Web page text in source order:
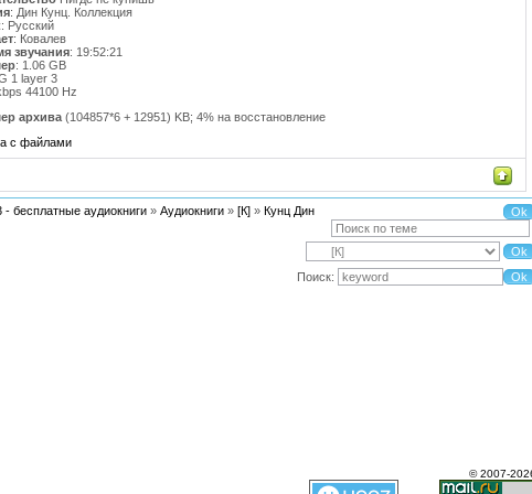
: Дин Кунц. Коллекция
: Русский
: Ковалев
звучания: 19:52:21
: 1.06 GB
1 layer 3
44100 Hz
архива (104857*6 + 12951) KB; 4% на восстановление
с файлами
- бесплатные аудиокниги » Аудиокниги » [К] » Кунц Дин
Поиск:
© 2007-